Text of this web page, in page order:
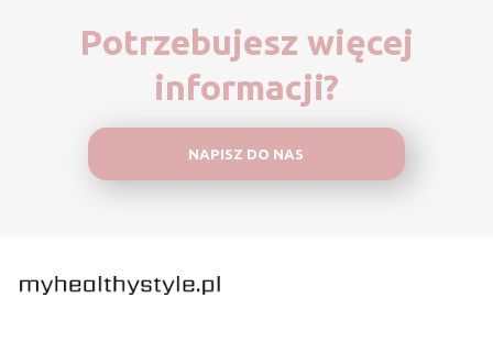
Potrzebujesz więcej
informacji?
NAPISZ DO NAS